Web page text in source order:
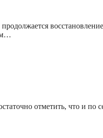
продолжается
отметить, что и по